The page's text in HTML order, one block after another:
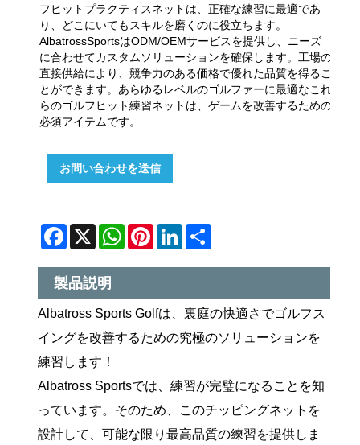
フヒットプラクティスネットは、正確な練習に最適であ
り、どこにいてもスキルを磨くのに役立ちます。
AlbatrossSportsはODM/OEMサービスを提供し、ニーズ
に合わせてカスタムソリューションを確保します。工場の
直接供給により、競争力のある価格で優れた品質を得るこ
とができます。あらゆるレベルのゴルファーに最適なこれ
らのゴルフヒット練習ネットは、ゲームを改善するための
必須アイテムです。
お問い合わせを送信
Facebook
X WhatsApp
Pinterest
LinkedIn
製品説明
Albatross Sports Golfは、裏庭の快適さでゴルフス
イングを改善するための究極のソリューションを
練習します！
Albatross Sportsでは、練習が完璧になることを知
っています。そのため、このチッピングネットを
設計して、可能な限り最高品質の練習を提供しま